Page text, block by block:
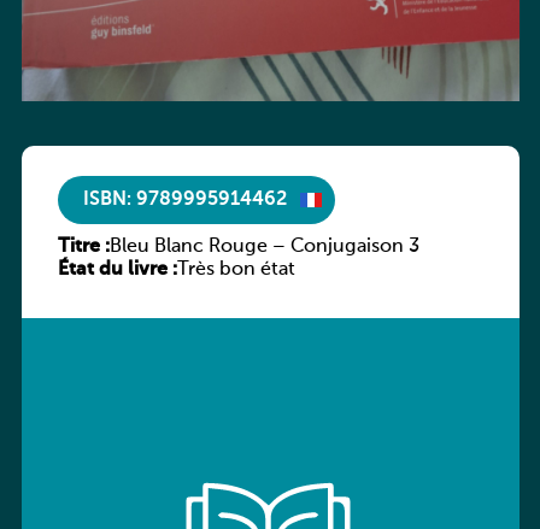
ISBN: 9789995914462
Titre :Bleu Blanc Rouge – Conjugaison 3
État du livre :Très bon état